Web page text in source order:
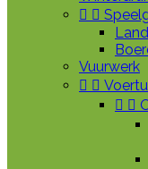
 
Vuurwerk
 
 